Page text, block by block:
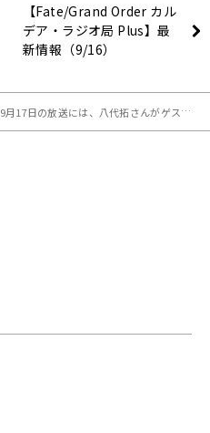
【Fate/Grand Order カル
デア・ラジオ局 Plus】最
新情報（9/16）
9月17日の放送には、八代拓さんがゲストとして登場！『内田雄馬 Heart Heat Hop』